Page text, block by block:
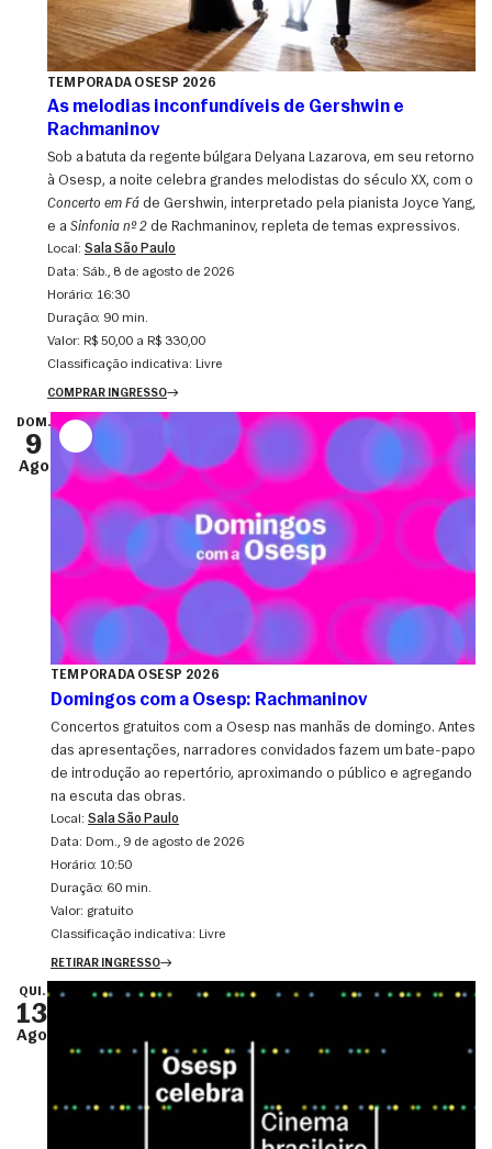
TEMPORADA OSESP 2026
As melodias inconfundíveis de Gershwin e
Rachmaninov
Sob a batuta da regente búlgara Delyana Lazarova, em seu retorno
à Osesp, a noite celebra grandes melodistas do século XX, com o
Concerto em Fá de Gershwin, interpretado pela pianista Joyce Yang,
e a Sinfonia nº 2 de Rachmaninov, repleta de temas expressivos.
Local: Sala São Paulo
Data:
sáb., 8 de agosto de 2026
Horário: 16:30
Duração: 90 min.
Valor: R$ 50,00 a R$ 330,00
Classificação indicativa: Livre
COMPRAR INGRESSO
DOM.
9
Ago
TEMPORADA OSESP 2026
Domingos com a Osesp: Rachmaninov
Concertos gratuitos com a Osesp nas manhãs de domingo. Antes
das apresentações, narradores convidados fazem um bate-papo
de introdução ao repertório, aproximando o público e agregando
na escuta das obras.
Local: Sala São Paulo
Data:
dom., 9 de agosto de 2026
Horário: 10:50
Duração: 60 min.
Valor: gratuito
Classificação indicativa: Livre
RETIRAR INGRESSO
QUI.
13
Ago